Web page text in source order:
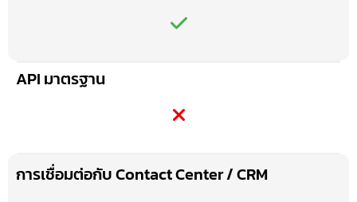
API มาตรฐาน
การเชื่อมต่อกับ Contact Center / CRM